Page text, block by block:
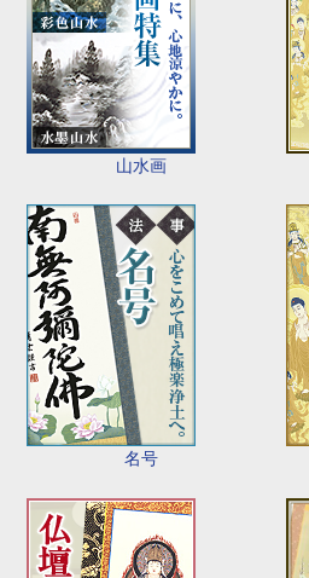
山水画
名号